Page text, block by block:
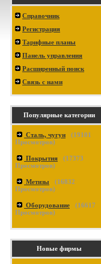
Справочник
Регистрация
Тарифные планы
Панель управления
Расширенный поиск
Связь с нами
Популярные категории
Сталь, чугун (19101
Просмотров)
Покрытия (17373
Просмотров)
Метизы (16832
Просмотров)
Оборудование (16617
Просмотров)
Новые фирмы